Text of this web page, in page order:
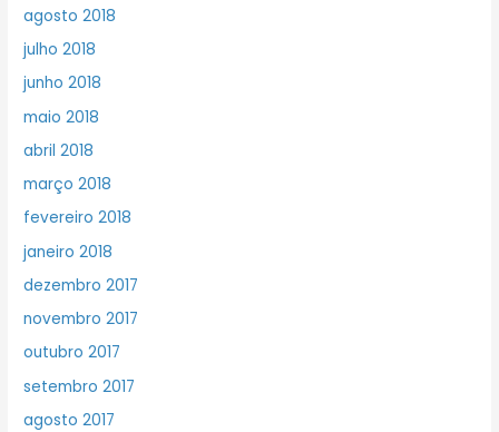
agosto 2018
julho 2018
junho 2018
maio 2018
abril 2018
março 2018
fevereiro 2018
janeiro 2018
dezembro 2017
novembro 2017
outubro 2017
setembro 2017
agosto 2017